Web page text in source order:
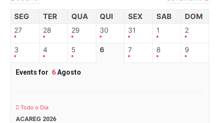
SEG TER QUA QUI SEX SAB DOM
27 28 29 30 31 1 2
3 4 5 6 7 8 9
Events for 6Agosto
Todo o Dia
ACAREG 2026